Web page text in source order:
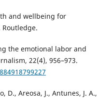
and wellbeing for
the emotional labor and
22(4), 956–973.
D., Areosa, J., Antunes, J. A.,